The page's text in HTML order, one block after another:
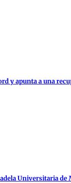
y apunta a una
Universitaria de